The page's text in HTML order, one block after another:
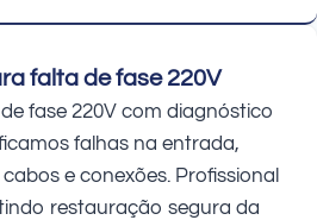
falta de fase 220V
fase 220V com diagnóstico
falhas na entrada,
e conexões. Profissional
restauração segura da